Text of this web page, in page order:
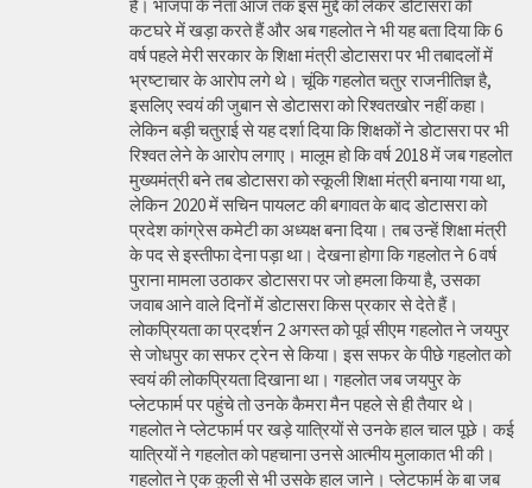
है। भाजपा के नेता आज तक इस मुद्दे को लेकर डोटासरा को
कटघरे में खड़ा करते हैं और अब गहलोत ने भी यह बता दिया कि 6
वर्ष पहले मेरी सरकार के शिक्षा मंत्री डोटासरा पर भी तबादलों में
भ्रष्टाचार के आरोप लगे थे। चूंकि गहलोत चतुर राजनीतिज्ञ है,
इसलिए स्वयं की जुबान से डोटासरा को रिश्वतखोर नहीं कहा।
लेकिन बड़ी चतुराई से यह दर्शा दिया कि शिक्षकों ने डोटासरा पर भी
रिश्वत लेने के आरोप लगाए। मालूम हो कि वर्ष 2018 में जब गहलोत
मुख्यमंत्री बने तब डोटासरा को स्कूली शिक्षा मंत्री बनाया गया था,
लेकिन 2020 में सचिन पायलट की बगावत के बाद डोटासरा को
प्रदेश कांग्रेस कमेटी का अध्यक्ष बना दिया। तब उन्हें शिक्षा मंत्री
के पद से इस्तीफा देना पड़ा था। देखना होगा कि गहलोत ने 6 वर्ष
पुराना मामला उठाकर डोटासरा पर जो हमला किया है, उसका
जवाब आने वाले दिनों में डोटासरा किस प्रकार से देते हैं।
लोकप्रियता का प्रदर्शन 2 अगस्त को पूर्व सीएम गहलोत ने जयपुर
से जोधपुर का सफर ट्रेन से किया। इस सफर के पीछे गहलोत को
स्वयं की लोकप्रियता दिखाना था। गहलोत जब जयपुर के
प्लेटफार्म पर पहुंचे तो उनके कैमरा मैन पहले से ही तैयार थे।
गहलोत ने प्लेटफार्म पर खड़े यात्रियों से उनके हाल चाल पूछे। कई
यात्रियों ने गहलोत को पहचाना उनसे आत्मीय मुलाकात भी की।
गहलोत ने एक कुली से भी उसके हाल जाने। प्लेटफार्म के बा जब